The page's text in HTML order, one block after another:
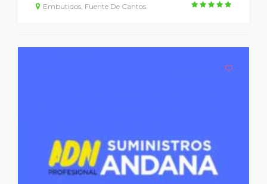
Embutidos, Fuente De Cantos